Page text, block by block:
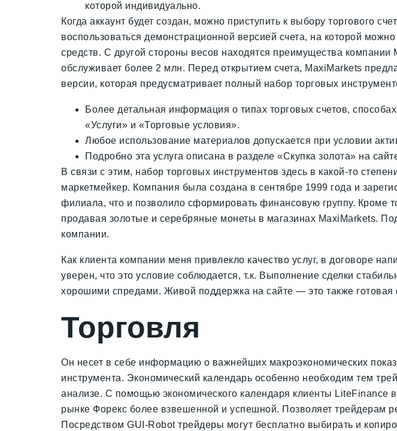
которой индивидуально.
Когда аккаунт будет создан, можно приступить к выбору торгового
воспользоваться демонстрационной версией счета, на которой
средств. С другой стороны весов находятся преимущества
обслуживает более 2 млн. Перед открытием счета, MaxiMarkets
версии, которая предусматривает полный набор торговых
Более детальная информация о типах торговых счетов,
«Услуги» и «Торговые условия».
Любое использование материалов допускается при условии
Подробно эта услуга описана в разделе «Скупка золота» на
В связи с этим, набор торговых инструментов здесь в какой-то
маркетмейкер. Компания была создана в сентябре 1999 года и
филиала, что и позволило сформировать финансовую группу. Кроме
продавая золотые и серебряные монеты в магазинах MaxiMarkets.
компании.
Как клиента компании меня привлекло качество услуг, в договоре
уверен, что это условие соблюдается, т.к. Выполнение сделки
хорошими спредами. Живой поддержка на сайте — это также
Торговля
Он несет в себе информацию о важнейших макроэкономических
инструмента. Экономический календарь особенно необходим тем
анализе. С помощью экономического календаря клиенты LiteFinance
рынке Форекс более взвешенной и успешной. Позволяет трейдерам
Посредством GUI-Robot трейдеры могут бесплатно выбирать и